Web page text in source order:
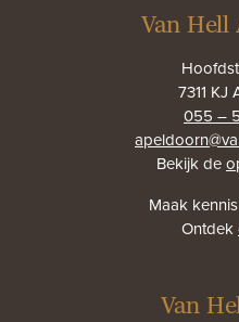
Van Hell
7311
055 –
Bekijk de
Maak
Ontdek
Van